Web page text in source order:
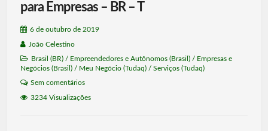
para Empresas – BR – T
6 de outubro de 2019
João Celestino
Brasil (BR)/ Empreendedores e Autônomos (Brasil)/ Empresas e
Negócios (Brasil)/ Meu Negócio (Tudaq)/ Serviços (Tudaq)
Sem comentários
3234 Visualizações